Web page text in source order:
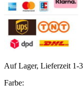
Auf Lager, Lieferzeit 1-
Farbe: